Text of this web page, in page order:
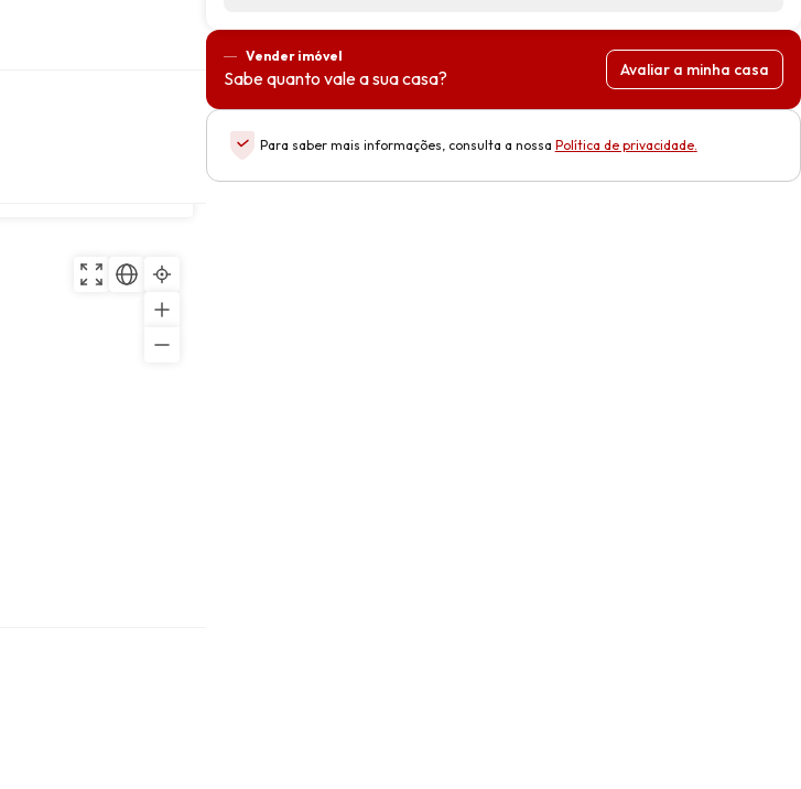
Vender imóvel
Sabe quanto vale a sua casa? Avaliar a minha casa
Para saber mais informações, consulta a nossa Política de privacidade.